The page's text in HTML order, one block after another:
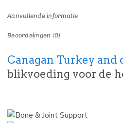
Aanvullende informatie
Beoordelingen (0)
Canagan Turkey and
blikvoeding voor de